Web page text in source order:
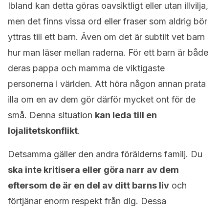
Ibland kan detta göras oavsiktligt eller utan illvilja,
men det finns vissa ord eller fraser som aldrig bör
yttras till ett barn. Även om det är subtilt vet barn
hur man läser mellan raderna. För ett barn är både
deras pappa och mamma de viktigaste
personerna i världen. Att höra någon annan prata
illa om en av dem gör därför mycket ont för de
små. Denna situation kan leda till en
lojalitetskonflikt.
Detsamma gäller den andra förälderns familj. Du
ska inte kritisera eller göra narr av dem
eftersom de är en del av ditt barns liv och
förtjänar enorm respekt från dig. Dessa